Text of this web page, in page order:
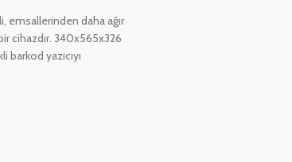
emsallerinden daha ağır
cihazdır. 340‎x565x326
yazıcıyı